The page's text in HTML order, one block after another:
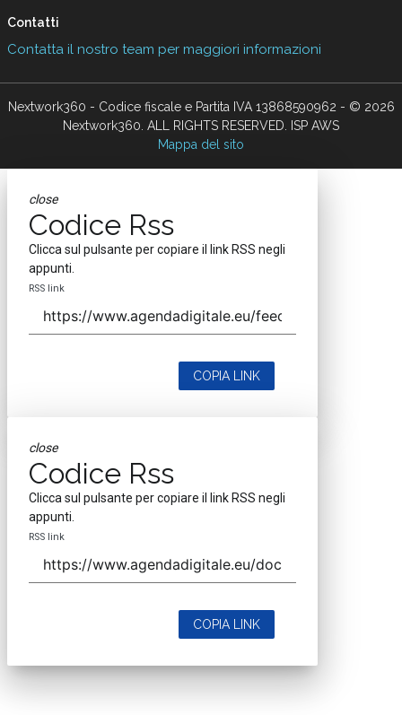
Contatti
Contatta il nostro team per maggiori informazioni
Nextwork360 - Codice fiscale e Partita IVA 13868590962 - © 2026
Nextwork360. ALL RIGHTS RESERVED. ISP AWS
Mappa del sito
close
Codice Rss
Clicca sul pulsante per copiare il link RSS negli
appunti.
RSS link
COPIA LINK
close
Codice Rss
Clicca sul pulsante per copiare il link RSS negli
appunti.
RSS link
COPIA LINK